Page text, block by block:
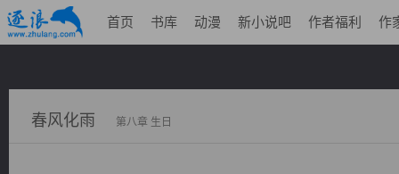
首页 书库 动漫 新小说吧 作者福利 作
春风化雨 第八章 生日